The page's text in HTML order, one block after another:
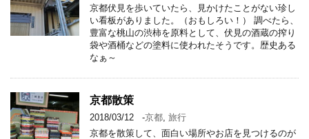
京都伏見を歩いていたら、見かけたことがない珍し
い看板がありました。（おもしろい！） 調べたら、
豊富な桃山の渋柿を原料として、伏見の酒蔵の搾り
袋や酒桶などの塗料に使われたそうです。歴史ある
なぁ～
京都散策
2018/03/12 -京都, 旅行
京都を散策して、面白い場所やお店を見つけるのが